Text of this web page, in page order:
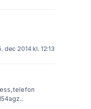
dec 2014 kl. 12:13
telefon